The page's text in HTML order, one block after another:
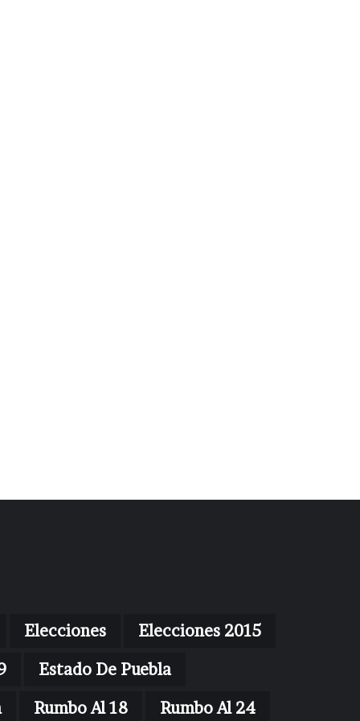
Elecciones
Elecciones 2015
Estado De Puebla
Rumbo Al 18 Rumbo Al 24